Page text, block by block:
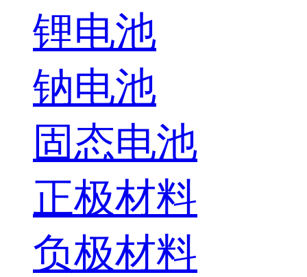
锂电池
钠电池
固态电池
正极材料
负极材料